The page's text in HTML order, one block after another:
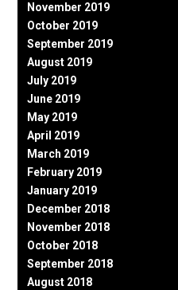
November 2019
October 2019
September 2019
August 2019
July 2019
June 2019
May 2019
April 2019
March 2019
February 2019
January 2019
December 2018
November 2018
October 2018
September 2018
August 2018